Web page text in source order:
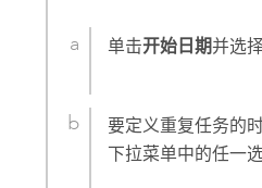
单击开始日期并选
要定义重复任务的
下拉菜单中的任一选